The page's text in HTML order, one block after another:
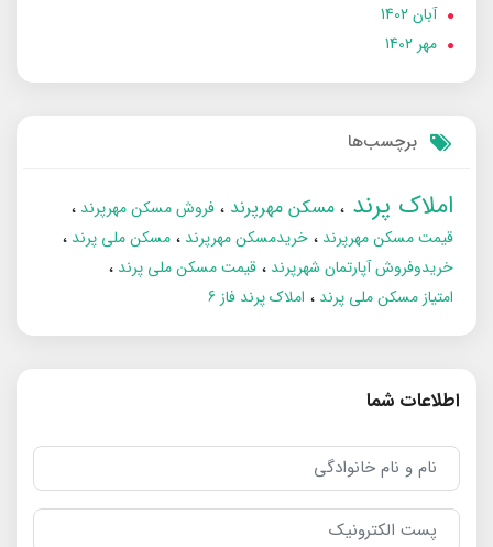
آبان 1402
مهر 1402
برچسب‌ها
املاک پرند مسکن مهرپرند
فروش مسکن مهرپرند
قیمت مسکن مهرپرند
خریدمسکن مهرپرند
مسکن ملی پرند
خریدوفروش آپارتمان شهرپرند
قیمت مسکن ملی پرند
امتیاز مسکن ملی پرند
املاک پرند فاز 6
اطلاعات شما